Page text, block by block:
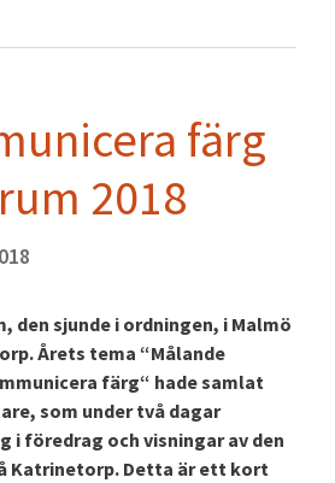
färg
2018
den sjunde i ordningen, i Malmö
Årets tema “Målande
färg“ hade samlat
som under två dagar
i föredrag och visningar av den
Katrinetorp. Detta är ett kort